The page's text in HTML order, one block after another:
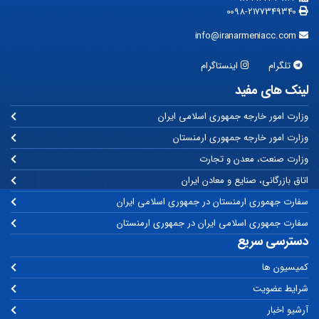
0098-2177349340
info@iranarmeniacc.com
تلگرام
اینستاگرام
لینک های مفید
وزارت امور خارجه جمهوری اسلامی ایران
وزارت امور خارجه جمهوری ارمنستان
وزارت صنعت، معدن و تجارت
اتاق بازرگانی، صنایع و معادن ایران
سفارت جهموری ارمنستان در جمهوری اسلامی ایران
سفارت جمهوری اسلامی ایران در جمهوری ارمنستان
دسترسی سریع
کمیسیون ها
شرایط عضویت
آرشیو اخبار